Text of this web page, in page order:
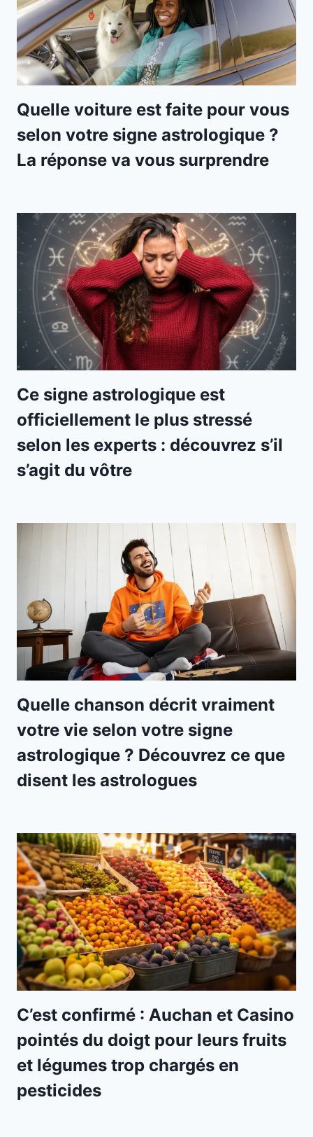
Quelle voiture est faite pour vous
selon votre signe astrologique ?
La réponse va vous surprendre
Ce signe astrologique est
officiellement le plus stressé
selon les experts : découvrez s’il
s’agit du vôtre
Quelle chanson décrit vraiment
votre vie selon votre signe
astrologique ? Découvrez ce que
disent les astrologues
C’est confirmé : Auchan et Casino
pointés du doigt pour leurs fruits
et légumes trop chargés en
pesticides